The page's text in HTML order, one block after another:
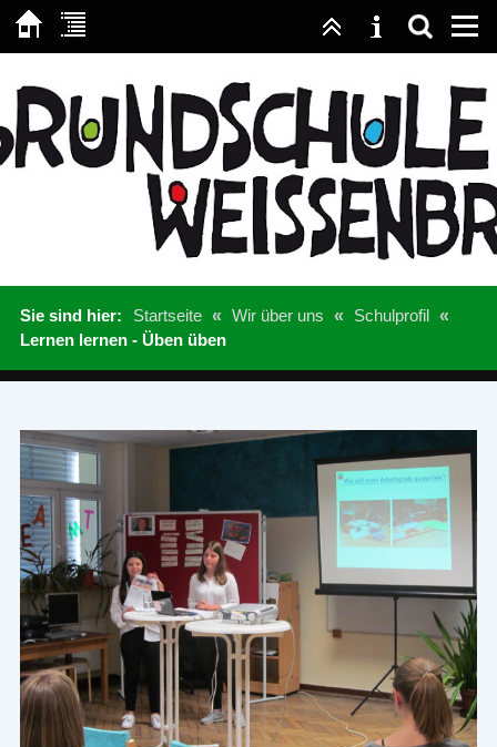
Sie sind hier: Startseite « Wir über uns « Schulprofil «
Lernen lernen - Üben üben